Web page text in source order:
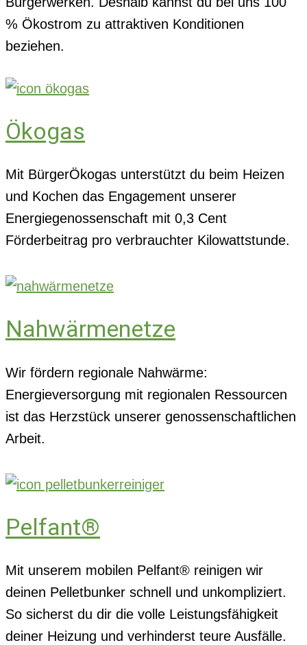
% Ökostrom zu attraktiven Konditionen
beziehen.
Ökogas
Mit BürgerÖkogas unterstützt du beim Heizen
und Kochen das Engagement unserer
Energiegenossenschaft mit 0,3 Cent
Förderbeitrag pro verbrauchter Kilowattstunde.
Nahwärmenetze
Wir fördern regionale Nahwärme:
Energieversorgung mit regionalen Ressourcen
ist das Herzstück unserer genossenschaftlichen
Arbeit.
Pelfant®
Mit unserem mobilen Pelfant® reinigen wir
deinen Pelletbunker schnell und unkompliziert.
So sicherst du dir die volle Leistungsfähigkeit
deiner Heizung und verhinderst teure Ausfälle.